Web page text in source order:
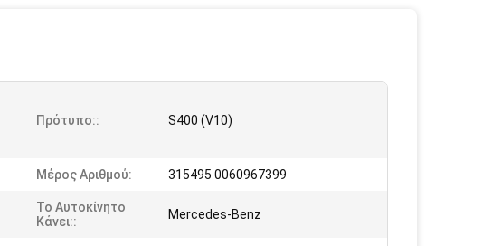
Πρότυπο:: S400 (V10)
Μέρος Αριθμού: 315495 0060967399
Το Αυτοκίνητο
Κάνει::
Mercedes-Benz